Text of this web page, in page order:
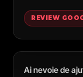
REVIEW
Ai nevoie de